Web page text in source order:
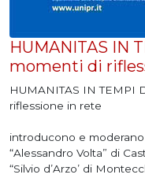
HUMANITAS IN
momenti di
HUMANITAS IN TEMPI
riflessione in rete
introducono e moderano
“Alessandro Volta” di
“Silvio d’Arzo’ di